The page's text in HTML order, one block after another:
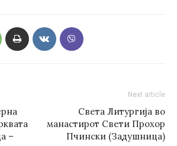
–
Next article
Света Литургија во
манастирот Свети Прохор
Пчински (Задушница)